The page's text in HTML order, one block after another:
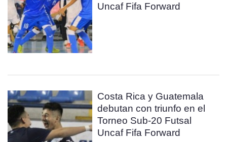
Uncaf Fifa Forward
Costa Rica y Guatemala
debutan con triunfo en el
Torneo Sub-20 Futsal
Uncaf Fifa Forward